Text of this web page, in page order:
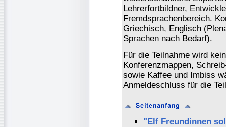
Lehrerfortbildner,
Fremdsprachenbereich.
Griechisch, Englisch
Sprachen nach Bedarf).
Für die Teilnahme wird
Konferenzmappen,
sowie Kaffee und Imbiss
Anmeldeschluss für die
"Elf Freundinnen